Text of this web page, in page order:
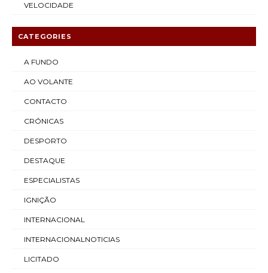
VELOCIDADE
CATEGORIES
A FUNDO
AO VOLANTE
CONTACTO
CRÓNICAS
DESPORTO
DESTAQUE
ESPECIALISTAS
IGNIÇÃO
INTERNACIONAL
INTERNACIONALNOTICIAS
LICITADO